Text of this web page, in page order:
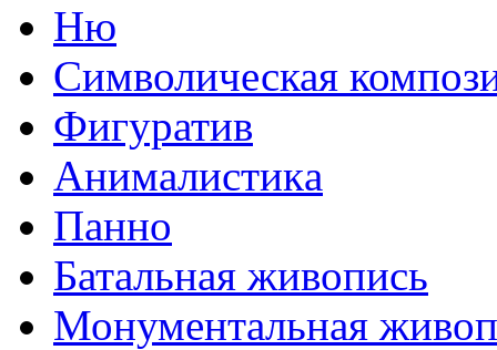
Ню
Символическая
Фигуратив
Анималистикa
Панно
Батальная живопись
Монументальная